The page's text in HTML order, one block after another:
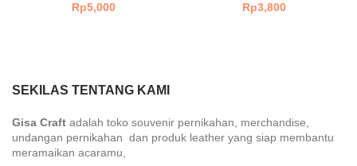
Rp5,000 Rp3,800
SEKILAS TENTANG KAMI
Gisa Craft adalah toko souvenir pernikahan, merchandise,
undangan pernikahan dan produk leather yang siap membantu
meramaikan acaramu,